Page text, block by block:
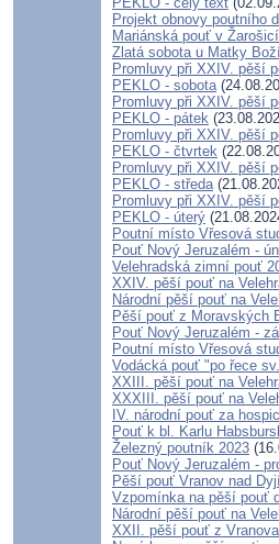
Projekt obnovy poutního
Mariánská pouť v
Zlatá sobota u Matky
Promluvy při XXIV. pěší
PEKLO - sobota
Promluvy při XXIV. pěší
PEKLO - pátek
Promluvy při XXIV. pěší
PEKLO - čtvrtek
Promluvy při XXIV. pěší
PEKLO - středa
Promluvy při XXIV. pěší
PEKLO - úterý
Poutní místo Vřesová
Pouť Nový Jeruzalém -
Velehradská zimní pouť
XXIV. pěší pouť na
Národní pěší pouť na
Pěší pouť z Moravských
Pouť Nový Jeruzalém -
Poutní místo Vřesová
Vodácká pouť "po řece
XXIII. pěší pouť na
XXXIII. pěší pouť na
IV. národní pouť za
Pouť k bl. Karlu
Železný poutník 2023
Pouť Nový Jeruzalém -
Pěší pouť Vranov nad
Vzpomínka na pěší pouť
Národní pěší pouť na
XXII. pěší pouť z